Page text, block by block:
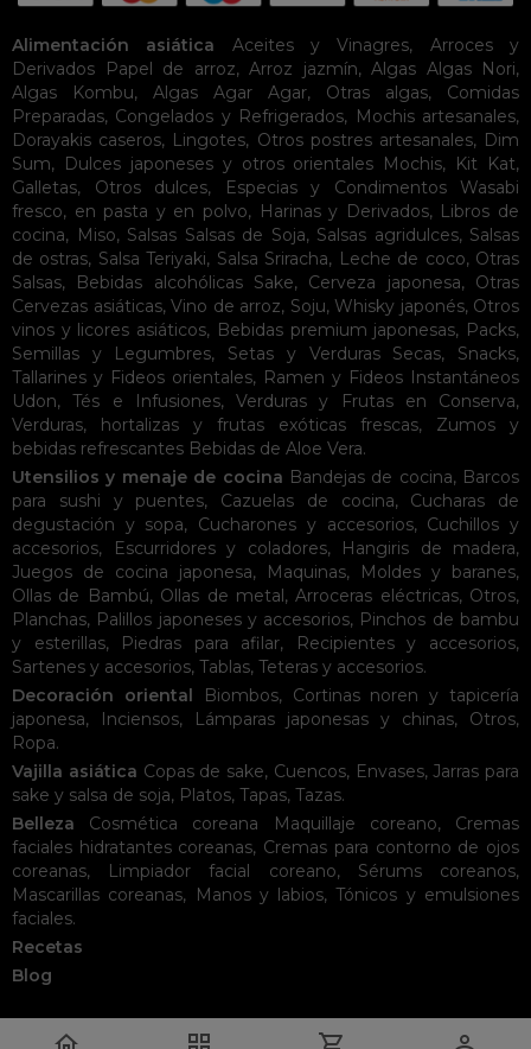
Alimentación asiática Aceites y Vinagres, Arroces y
Derivados
Papel de arroz, Arroz jazmín, Algas Algas Nori,
Algas Kombu, Algas Agar Agar, Otras algas, Comidas
Preparadas, Congelados y Refrigerados, Mochis artesanales,
Dorayakis caseros, Lingotes, Otros postres artesanales, Dim
Sum, Dulces japoneses y otros orientales Mochis, Kit Kat,
Galletas, Otros dulces, Especias y Condimentos
Wasabi
fresco, en pasta y en polvo, Harinas y Derivados, Libros de
cocina, Miso, Salsas Salsas de Soja, Salsas agridulces, Salsas
de ostras, Salsa Teriyaki, Salsa Sriracha, Leche de coco, Otras
Salsas, Bebidas alcohólicas Sake, Cerveza japonesa, Otras
Cervezas asiáticas, Vino de arroz, Soju, Whisky japonés, Otros
vinos y licores asiáticos, Bebidas premium japonesas, Packs,
Semillas y Legumbres, Setas y Verduras Secas, Snacks,
Tallarines y Fideos orientales, Ramen y Fideos Instantáneos
Udon,Tés e Infusiones, Verduras y Frutas en Conserva,
Verduras, hortalizas y frutas exóticas frescas, Zumos y
bebidas refrescantes Bebidas de Aloe Vera.
Utensilios y menaje de cocina Bandejas de cocina, Barcos
para sushi y puentes, Cazuelas de cocina, Cucharas de
degustación y sopa, Cucharones y accesorios, Cuchillos y
accesorios, Escurridores y coladores, Hangiris de madera,
Juegos de cocina japonesa, Maquinas, Moldes y baranes,
Ollas de Bambú, Ollas de metal,Arroceras eléctricas, Otros,
Planchas, Palillos japoneses y accesorios, Pinchos de bambu
y esterillas, Piedras para afilar, Recipientes y accesorios,
Sartenes y accesorios, Tablas, Teteras y accesorios.
Decoración oriental
Biombos, Cortinas noren y tapicería
japonesa, Inciensos, Lámparas japonesas y chinas, Otros,
Ropa.
Vajilla asiática Copas de sake, Cuencos, Envases,Jarras para
sake y salsa de soja, Platos, Tapas, Tazas.
Belleza
Cosmética coreana Maquillaje coreano, Cremas
faciales hidratantes coreanas, Cremas para contorno de ojos
coreanas, Limpiador facial coreano, Sérums coreanos,
Mascarillas coreanas, Manos y labios,Tónicos y emulsiones
faciales.
Recetas
Blog